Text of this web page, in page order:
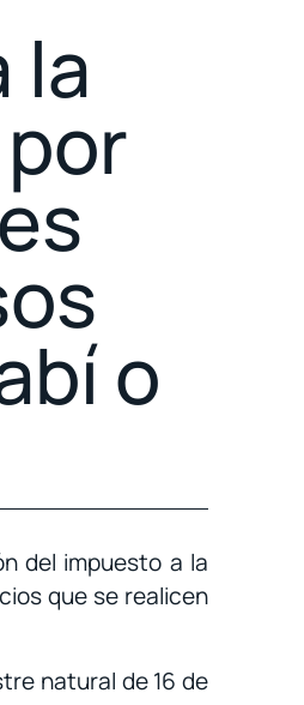
la
o
del impuesto a la
que se realicen
natural de 16 de